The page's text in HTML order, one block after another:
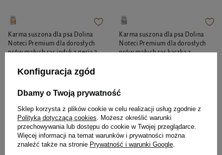
Karma suszona dla psa Dolina
Noteci Premium dla dorosłych
psów małych ras indyk z gęsią 3
70,03 zł 23,34 zł / kg
- +
Karma suszona dla psa Dolina
Noteci Premium dla dorosłych
psów małych ras kaczka z
70,03 zł 23,34 zł / kg
- +
Do koszyka
Konfiguracja zgód
Dbamy o Twoją prywatność
Sklep korzysta z plików cookie w celu realizacji usług zgodnie z
Polityką dotyczącą cookies . Możesz określić warunki
przechowywania lub dostępu do cookie w Twojej przeglądarce.
Więcej informacji na temat warunków i prywatności można
znaleźć także na stronie Prywatność i warunki Google